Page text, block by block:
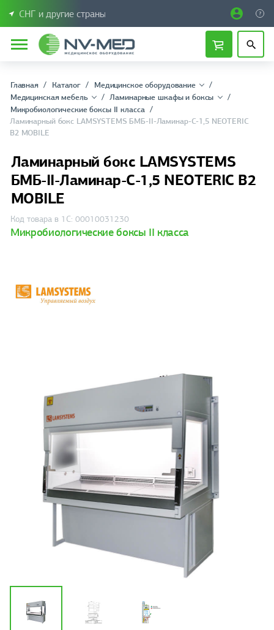
СНГ и другие страны
Главная Каталог
Медицинское оборудование
Медицинская мебель
Ламинарные шкафы и боксы
Микробиологические боксы II класса
Ламинарный бокс LAMSYSTEMS БМБ-II-Ламинар-C-1,5 NEOTERIC
B2 MOBILE
Ламинарный бокс LAMSYSTEMS
БМБ-II-Ламинар-C-1,5 NEOTERIC B2
MOBILE
Код товара в 1С: 00010031230
Микробиологические боксы II класса